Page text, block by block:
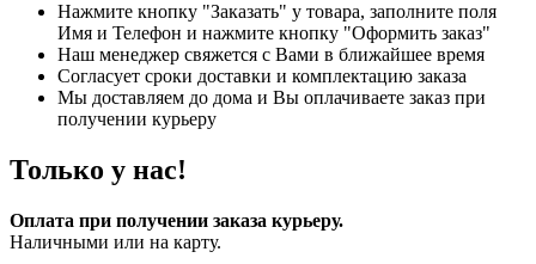
Нажмите кнопку "Заказать" у товара, заполните поля
Имя и Телефон и нажмите кнопку "Оформить заказ"
Наш менеджер свяжется с Вами в ближайшее время
Согласует сроки доставки и комплектацию заказа
Мы доставляем до дома и Вы оплачиваете заказ при
получении курьеру
Только у нас!
Оплата при получении заказа курьеру.
Наличными или на карту.